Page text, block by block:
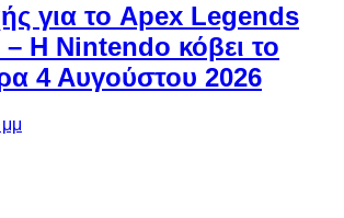
για το Apex Legends
Η Nintendo κόβει το
4 Αυγούστου 2026